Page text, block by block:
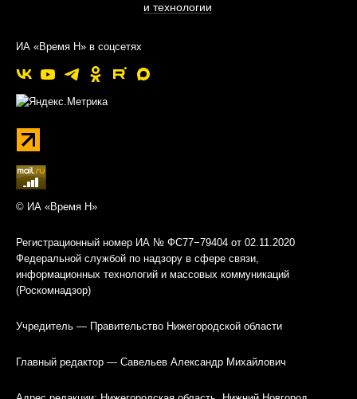
и технологии
ИА «Время Н» в соцсетях
© ИА «Время Н»
Регистрационный номер ИА № ФС77−79404 от 02.11.2020
Федеральной службой по надзору в сфере связи,
информационных технологий и массовых коммуникаций
(Роскомнадзор)
Учредитель — Правительство Нижегородской области
Главный редактор — Савельев Александр Михайлович